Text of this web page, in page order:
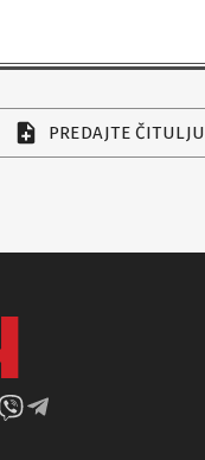
PREDAJTE ČITULJU